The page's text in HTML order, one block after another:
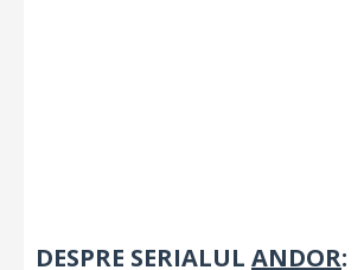
DESPRE SERIALUL ANDOR: